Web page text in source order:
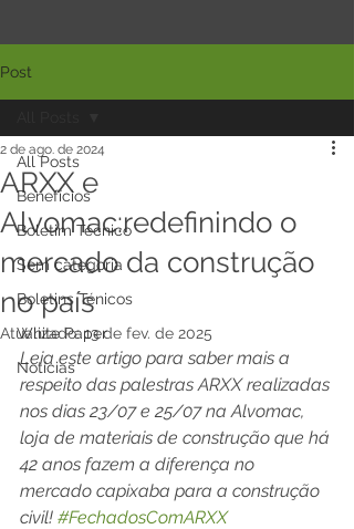
Post
All Posts
Benefícios
Boletim Técnico
Sem categoria
Boletins Ténicos
White Paper
Notícias
ARXX e
Alvomac:redefinindo o
mercado da construção
no país
2 de ago. de 2024
Atualizado:13 de fev. de 2025
Leia este artigo para saber mais a
respeito das palestras ARXX realizadas
nos dias 23/07 e 25/07 na Alvomac,
loja de materiais de construção que há
42 anos fazem a diferença no
mercado capixaba para a construção
civil! #FechadosComARXX